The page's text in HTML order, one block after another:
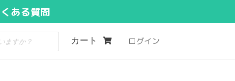
ある質問
カート ログイン